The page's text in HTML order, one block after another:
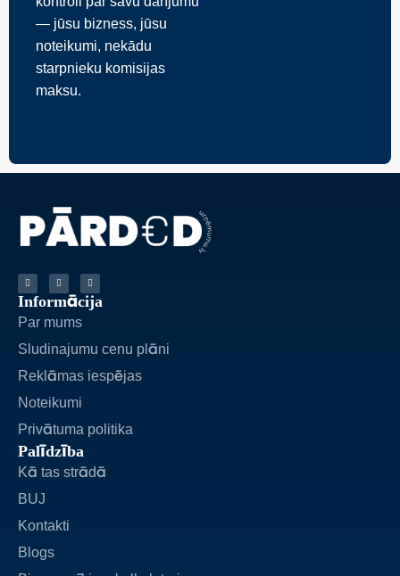
— jūsu bizness, jūsu
noteikumi, nekādu
starpnieku komisijas
maksu.
Informācija
Par mums
Sludinajumu cenu plāni
Reklāmas iespējas
Noteikumi
Privātuma politika
Palīdzība
Kā tas strādā
BUJ
Kontakti
Blogs